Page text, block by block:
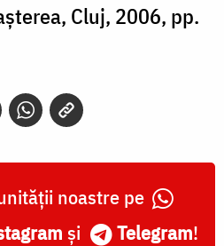
Cluj, 2006, pp.
noastre pe
și Telegram!